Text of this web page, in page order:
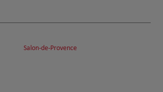
Salon-de-Provence